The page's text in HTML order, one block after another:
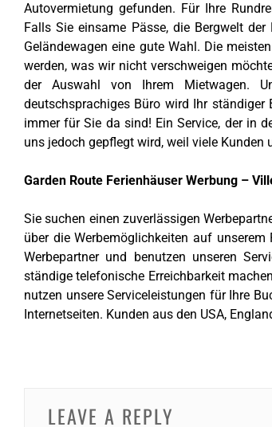
Autovermietung gefunden. Für Ihre
Falls Sie einsame Pässe, die Bergwelt
Geländewagen eine gute Wahl. Die
werden, was wir nicht verschweigen
der Auswahl von Ihrem Mietwagen.
deutschsprachiges Büro wird Ihr ständiger
immer für Sie da sind! Ein Service, der in
uns jedoch gepflegt wird, weil viele Kunden
Garden Route Ferienhäuser Werbung –
Sie suchen einen zuverlässigen
über die Werbemöglichkeiten auf
Werbepartner und benutzen unseren
ständige telefonische Erreichbarkeit
nutzen unsere Serviceleistungen für Ihre
Internetseiten. Kunden aus den USA,
LEAVE A REPLY